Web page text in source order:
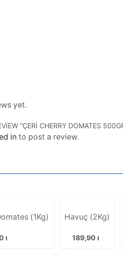
yet.
“ÇERI CHERRY DOMATES
in to post a review.
(1Kg) Havuç (2Kg)
189,90